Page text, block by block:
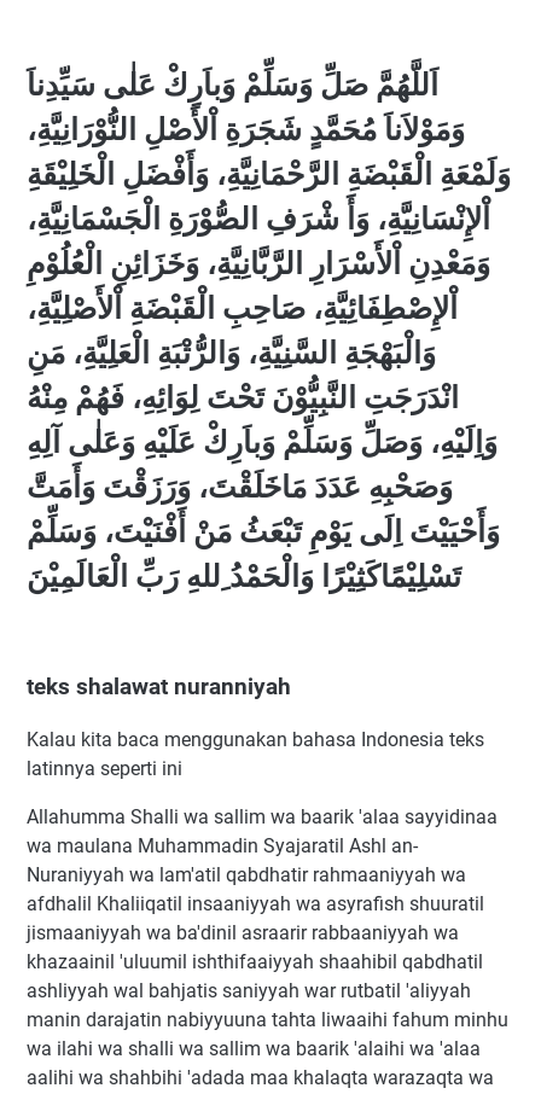
اَللَّهُمَّ صَلِّ وَسَلِّمْ وَباَرِكْ عَلٰى سَيِّدِناَ
وَمَوْلاَناَ مُحَمَّدٍ شَجَرَةِ اْلأَصْلِ النُّوْرَانِيَّةِ،
وَلَمْعَةِ الْقَبْضَةِ الرَّحْمَانِيَّةِ، وَأَفْضَلِ الْخَلِيْقَةِ
اْلإِنْسَانِيَّةِ، وَأَ شْرَفِ الصُّوْرَةِ الْجَسْمَانِيَّةِ،
وَمَعْدِنِ اْلأَسْرَارِ الرَّبَّانِيَّةِ، وَخَزَائِنِ الْعُلُوْمِ
اْلإِصْطِفَائِيَّةِ، صَاحِبِ الْقَبْضَةِ اْلأَصْلِيَّةِ،
وَالْبَهْجَةِ السَّنِيَّةِ، وَالرُّتْبَةِ الْعَلِيَّةِ، مَنِ
انْدَرَجَتِ النَّبِيُّوْنَ تَحْتَ لِوَائِهِ، فَهُمْ مِنْهُ
وَاِلَيْهِ، وَصَلِّ وَسَلِّمْ وَباَرِكْ عَلَيْهِ وَعَلٰى آلِهِ
وَصَحْبِهِ عَدَدَ مَاخَلَقْتَ، وَرَزَقْتَ وَأَمَتَّ
وَأَحْيَيْتَ اِلَى يَوْمِ تَبْعَثُ مَنْ أَفْنَيْتَ، وَسَلِّمْ
تَسْلِيْمًاكَثِيْرًا وَالْحَمْدُ ِللهِ رَبِّ الْعَالَمِيْنَ
teks shalawat nuranniyah
Kalau kita baca menggunakan bahasa Indonesia teks
latinnya seperti ini
Allahumma Shalli wa sallim wa baarik 'alaa sayyidinaa
wa maulana Muhammadin Syajaratil Ashl an-
Nuraniyyah wa lam'atil qabdhatir rahmaaniyyah wa
afdhalil Khaliiqatil insaaniyyah wa asyrafish shuuratil
jismaaniyyah wa ba'dinil asraarir rabbaaniyyah wa
khazaainil 'uluumil ishthifaaiyyah shaahibil qabdhatil
ashliyyah wal bahjatis saniyyah war rutbatil 'aliyyah
manin darajatin nabiyyuuna tahta liwaaihi fahum minhu
wa ilahi wa shalli wa sallim wa baarik 'alaihi wa 'alaa
aalihi wa shahbihi 'adada maa khalaqta warazaqta wa